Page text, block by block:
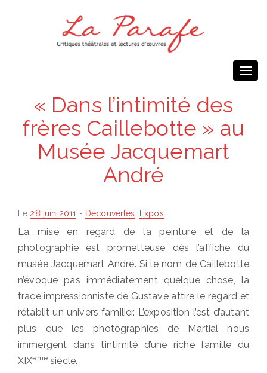
« Dans l’intimité des
frères Caillebotte » au
Musée Jacquemart
André
Le Posted
28 juin 2011 - Découvertes Expos
La mise en regard de la peinture et de la
photographie est prometteuse dès l’affiche du
musée Jacquemart André. Si le nom de Caillebotte
n’évoque pas immédiatement quelque chose, la
trace impressionniste de Gustave attire le regard et
rétablit un univers familier. L’exposition l’est d’autant
plus que les photographies de Martial nous
immergent dans l’intimité d’une riche famille du
XIXèmesiècle.